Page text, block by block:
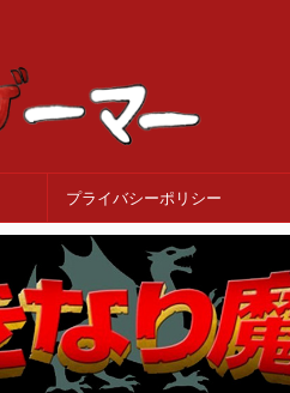
プライバシーポリシー